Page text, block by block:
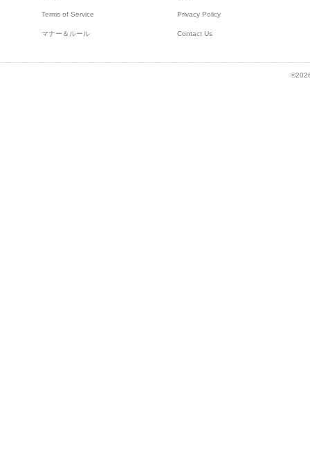
Terms of Service Privacy Policy
マナー＆ルール Contact Us